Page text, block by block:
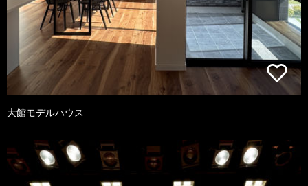
大館モデルハウス